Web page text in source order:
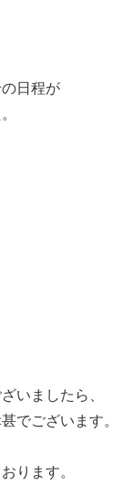
日程が
いましたら、
でございます。
ります。